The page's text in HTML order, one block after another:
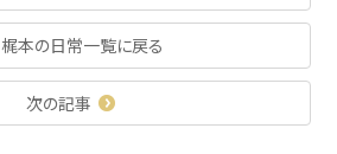
梶本の日常一覧に戻る
次の記事